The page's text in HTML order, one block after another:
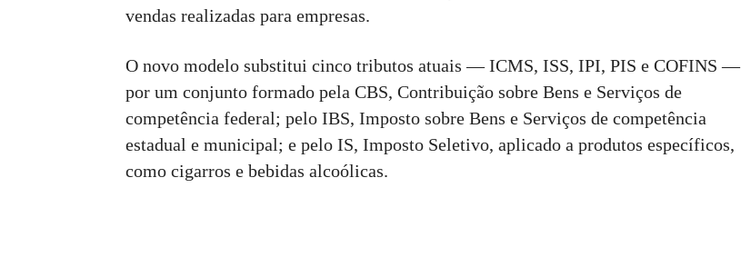
vendas realizadas para empresas.
O novo modelo substitui cinco tributos atuais — ICMS, ISS, IPI, PIS e COFINS —
por um conjunto formado pela CBS, Contribuição sobre Bens e Serviços de
competência federal; pelo IBS, Imposto sobre Bens e Serviços de competência
estadual e municipal; e pelo IS, Imposto Seletivo, aplicado a produtos específicos,
como cigarros e bebidas alcoólicas.